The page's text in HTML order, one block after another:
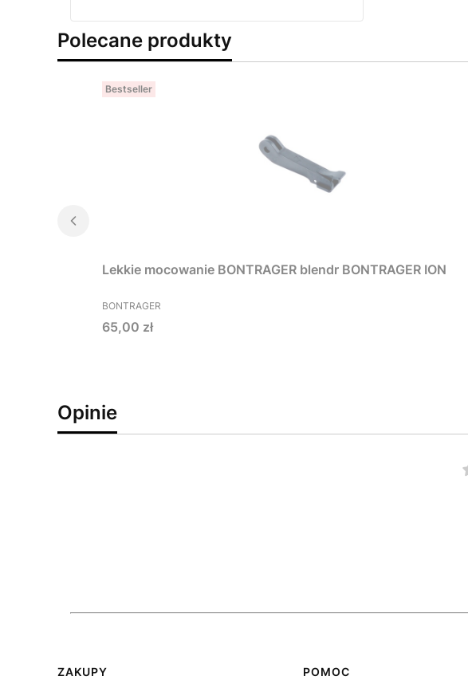
Polecane produkty
Bestseller
Lekkie mocowanie BONTRAGER blendr BONTRAGER ION
PRODUCENT
BONTRAGER
Cena
65,00 zł
Opinie
ZAKUPY POMOC